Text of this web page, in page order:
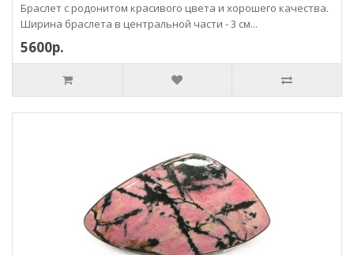
Браслет с родонитом красивого цвета и хорошего качества.
Ширина браслета в центральной части - 3 см...
5600р.